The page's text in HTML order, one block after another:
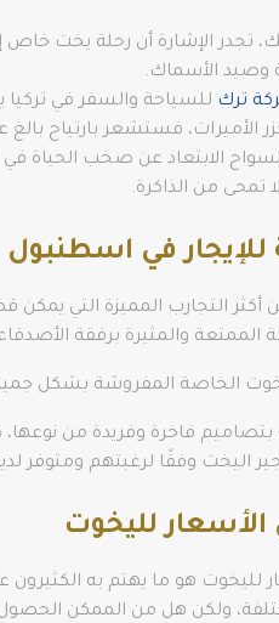
تجدر الإشارة أن رحلة يخت خاص
وصيد الأسماك.
ترك للسياحة والسفر في تركيا
الأميرات، فستشعر بارتياح
الابتعاد عن صخب الحياة في
تمحى من الذاكرة.
في اسطنبول
أكثر التجارب المميزة التي
الممتعة والمثيرة برفقة الأصدقاء
الخاصة المفروشة بشكل
تأجير اليخت وفقًا لرغبتهم
لليخوت
لليخوت هو ما يهتم به
ولكن هل من الممكن